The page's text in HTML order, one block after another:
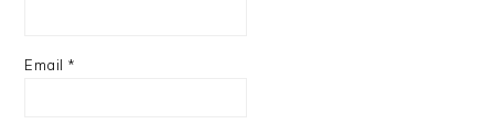
Email *